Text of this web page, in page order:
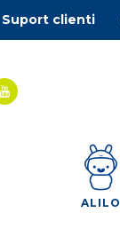
Suport clienti
ALILO